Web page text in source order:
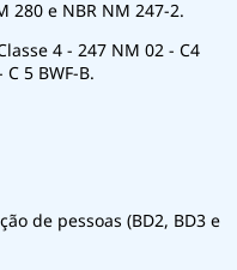
280 e NBR NM 247-2.
4 - 247 NM 02 - C4
5 BWF-B.
de pessoas (BD2, BD3 e